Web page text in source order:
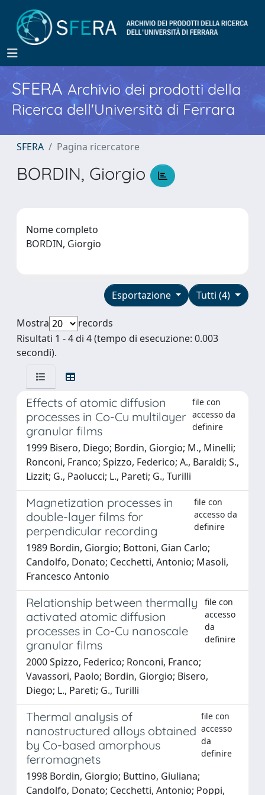
SFERA Archivio dei prodotti della
Ricerca dell'Università di Ferrara
SFERA Pagina ricercatore
BORDIN, Giorgio
Nome completo
BORDIN, Giorgio
Tutti (4)
Esportazione
Mostra
records
Risultati 1 - 4 di 4 (tempo di esecuzione: 0.003
secondi).
Effects of atomic diffusion
processes in Co-Cu multilayer
granular films
file con
accesso da
definire
1999 Bisero, Diego; Bordin, Giorgio; M., Minelli;
Ronconi, Franco; Spizzo, Federico; A., Baraldi; S.,
Lizzit; G., Paolucci; L., Pareti; G., Turilli
Magnetization processes in
double-layer films for
perpendicular recording
file con
accesso da
definire
1989 Bordin, Giorgio; Bottoni, Gian Carlo;
Candolfo, Donato; Cecchetti, Antonio; Masoli,
Francesco Antonio
Relationship between thermally
activated atomic diffusion
processes in Co-Cu nanoscale
granular films
file con
accesso
da
definire
2000 Spizzo, Federico; Ronconi, Franco;
Vavassori, Paolo; Bordin, Giorgio; Bisero,
Diego; L., Pareti; G., Turilli
Thermal analysis of
nanostructured alloys obtained
by Co-based amorphous
ferromagnets
file con
accesso
da
definire
1998 Bordin, Giorgio; Buttino, Giuliana;
Candolfo, Donato; Cecchetti, Antonio; Poppi,